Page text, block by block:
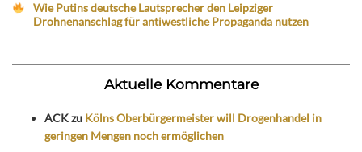
Wie Putins deutsche Lautsprecher den Leipziger
Drohnenanschlag für antiwestliche Propaganda nutzen
Aktuelle Kommentare
ACKzu Kölns Oberbürgermeister will Drogenhandel in
geringen Mengen noch ermöglichen